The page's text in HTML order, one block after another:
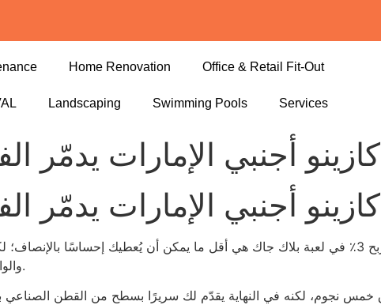
Home Renovation Office & Retail Fit-Out
Landscaping Swimming Pools Services
كازينو أجنبي الإمارات يدمّر
كازينو أجنبي الإمارات يدمّر
والواقع أن معظم اللاعبين يتقاضون فقط 0.5% من قيمة الرهانات التي يجرّبونها.